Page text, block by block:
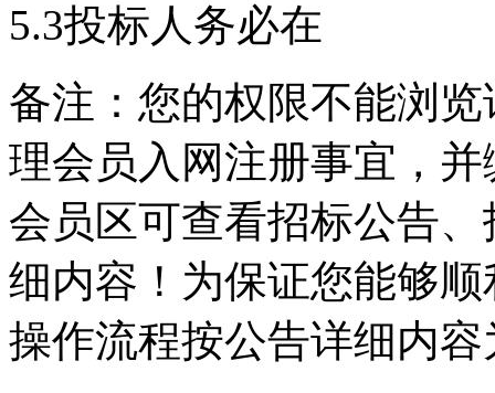
5.3投标人务必在
备注：您的权限不能浏
理会员入网注册事宜，
会员区可查看招标公告
细内容！为保证您能够
操作流程按公告详细内容